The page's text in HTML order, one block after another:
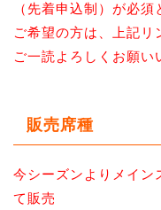
（先着申込制）が必須
ご希望の方は、上記
ご一読よろしくお願い
販売席種
今シーズンよりメイン
て販売